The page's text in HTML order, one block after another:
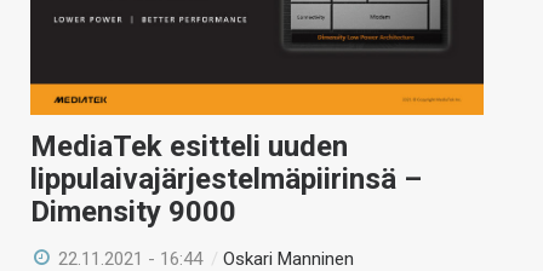
MediaTek esitteli uuden
lippulaivajärjestelmäpiirinsä –
Dimensity 9000
22.11.2021 - 16:44 /Oskari Manninen